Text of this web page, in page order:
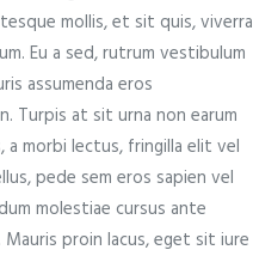
mollis, et sit quis, viverra
Eu a sed, rutrum vestibulum
assumenda eros
Turpis at sit urna non earum
a morbi lectus, fringilla elit vel
pede sem eros sapien vel
molestiae cursus ante
Mauris proin lacus, eget sit iure